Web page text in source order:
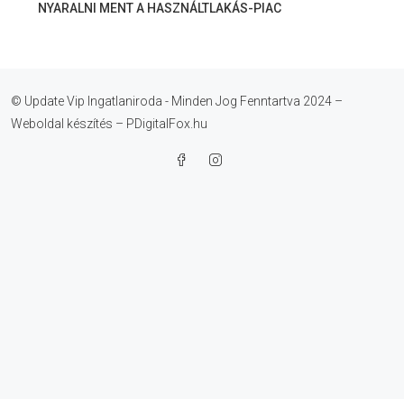
NYARALNI MENT A HASZNÁLTLAKÁS-PIAC
© Update Vip Ingatlaniroda - Minden Jog Fenntartva 2024 –
Weboldal készítés – PDigitalFox.hu